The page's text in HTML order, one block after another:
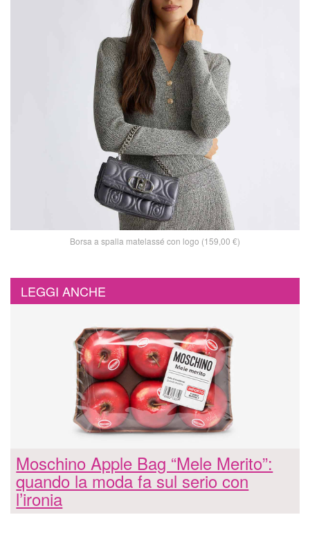
Borsa a spalla matelassé con logo (159,00 €)
LEGGI ANCHE
Moschino Apple Bag “Mele Merito”:
quando la moda fa sul serio con
l’ironia